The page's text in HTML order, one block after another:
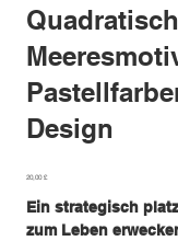
Design
Preis
20,00 £
Ein strategisch
zum Leben